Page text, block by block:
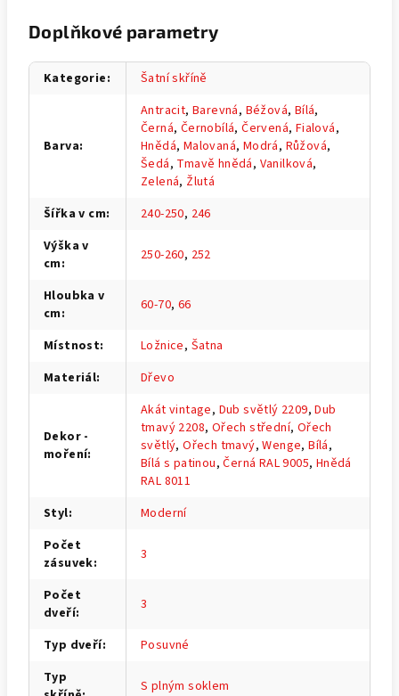
Doplňkové parametry
Kategorie: Šatní skříně
Barva:
Antracit,Barevná, Béžová, Bílá,
Černá, Černobílá,Červená, Fialová,
Hnědá, Malovaná, Modrá, Růžová,
Šedá, Tmavě hnědá, Vanilková,
Zelená, Žlutá
Šířka v cm: 240-250, 246
Výška v
cm: 250-260, 252
Hloubka v
cm: 60-70, 66
Místnost: Ložnice, Šatna
Materiál: Dřevo
Dekor -
moření:
Akát vintage, Dub světlý 2209,Dub
tmavý 2208, Ořech střední, Ořech
světlý,Ořech tmavý,Wenge,Bílá,
Bílá s patinou,Černá RAL 9005, Hnědá
RAL 8011
Styl:
Moderní
Počet
zásuvek: 3
Počet
dveří: 3
Typ dveří:
Posuvné
Typ
S plným soklem